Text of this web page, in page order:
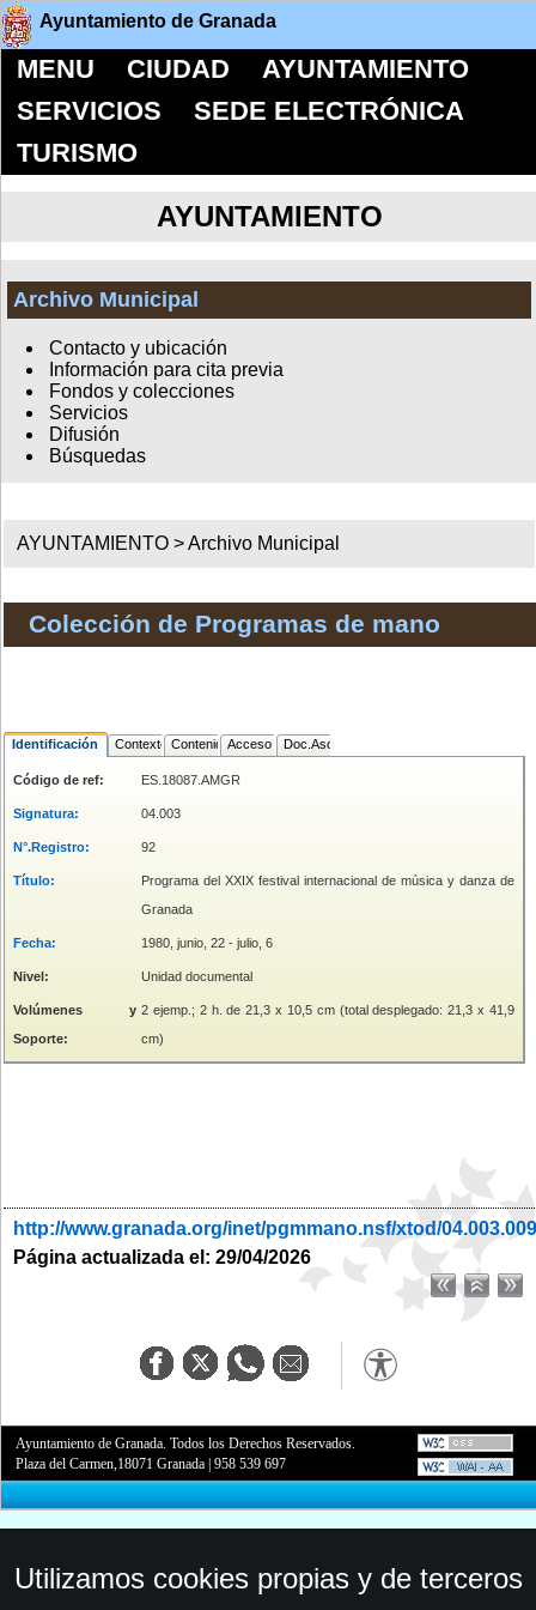
Ayuntamiento de Granada
MENU CIUDAD
AYUNTAMIENTO
SERVICIOS
SEDE ELECTRÓNICA
TURISMO
AYUNTAMIENTO
Archivo Municipal
Contacto y ubicación
Información para cita previa
Fondos y colecciones
Servicios
Difusión
Búsquedas
AYUNTAMIENTO >Archivo Municipal
Colección de Programas de mano
Identificación Contexto ContenidoAcceso Doc.Asociada
Código de ref: ES.18087.AMGR
Signatura: 04.003
N°.Registro: 92
Título:
Programa del XXIX festival internacional de música y danza de
Granada
Fecha: 1980, junio, 22 - julio, 6
Nivel: Unidad documental
Volúmenes y
Soporte:
2 ejemp.; 2 h. de 21,3 x 10,5 cm (total desplegado: 21,3 x 41,9
cm)
http://www.granada.org/inet/pgmmano.nsf/xtod/
Página actualizada el: 29/04/2026
Ayuntamiento de Granada. Todos los Derechos Reservados.
Plaza del Carmen,18071 Granada |958 539 697
Utilizamos cookies propias y de terceros